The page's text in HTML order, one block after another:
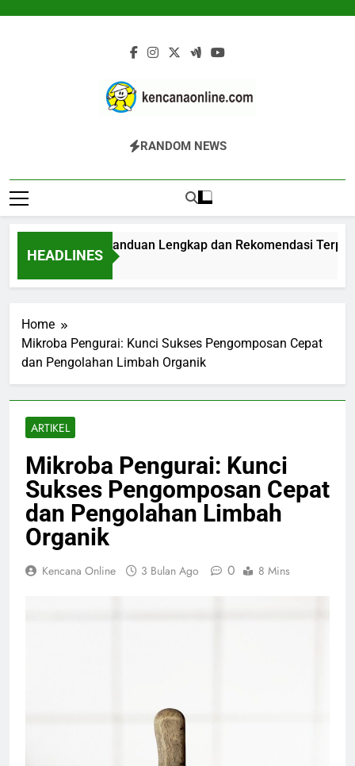
Kencana Online
Jasa Pengelolaan Sampah Kawasan
Dan Industri
RANDOM NEWS
HEADLINES
Komposter: Panduan Lengkap dan Rekomendasi Terpercaya
Home
Mikroba Pengurai: Kunci Sukses Pengomposan Cepat
dan Pengolahan Limbah Organik
ARTIKEL
Mikroba Pengurai: Kunci
Sukses Pengomposan Cepat
dan Pengolahan Limbah
Organik
Kencana Online 3 Bulan Ago 0 8 Mins